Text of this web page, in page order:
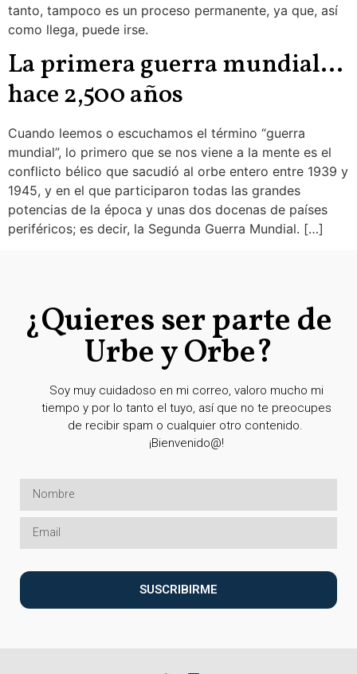
tanto, tampoco es un proceso permanente, ya que, así
como llega, puede irse.
La primera guerra mundial…
hace 2,500 años
Cuando leemos o escuchamos el término “guerra
mundial”, lo primero que se nos viene a la mente es el
conflicto bélico que sacudió al orbe entero entre 1939 y
1945, y en el que participaron todas las grandes
potencias de la época y unas dos docenas de países
periféricos; es decir, la Segunda Guerra Mundial. […]
¿Quieres ser parte de
Urbe y Orbe?
Soy muy cuidadoso en mi correo, valoro mucho mi
tiempo y por lo tanto el tuyo, así que no te preocupes
de recibir spam o cualquier otro contenido.
¡Bienvenido@!
SUSCRIBIRME